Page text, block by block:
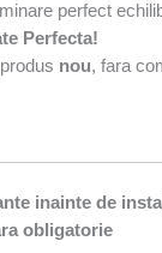
perfect
Perfecta!
nou, fara
inainte de
obligatorie